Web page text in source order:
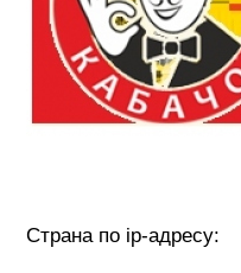
Страна по ip-адресу: